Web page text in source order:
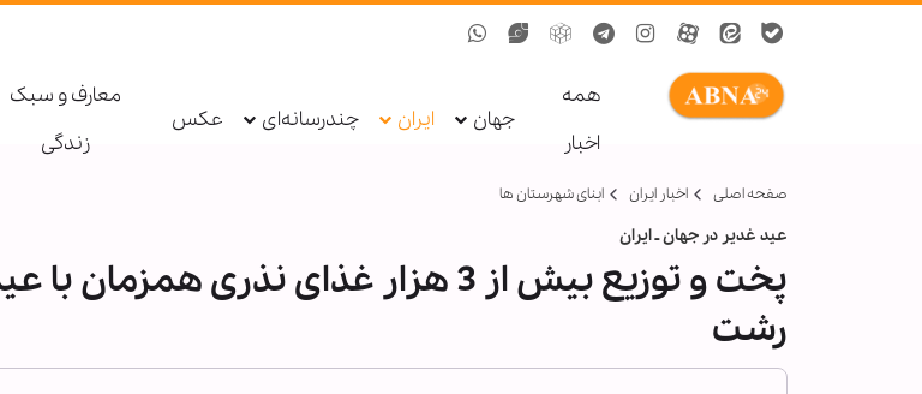
همه
اخبار
جهان ایران چندرسانه‌ای عکس
معارف و سبک
زندگی
صفحه اصلی اخبار ایران ابنای شهرستان ها
عید غدیر در جهان ـ ایران
پخت و توزیع بیش از 3 هزار غذای نذری
رشت